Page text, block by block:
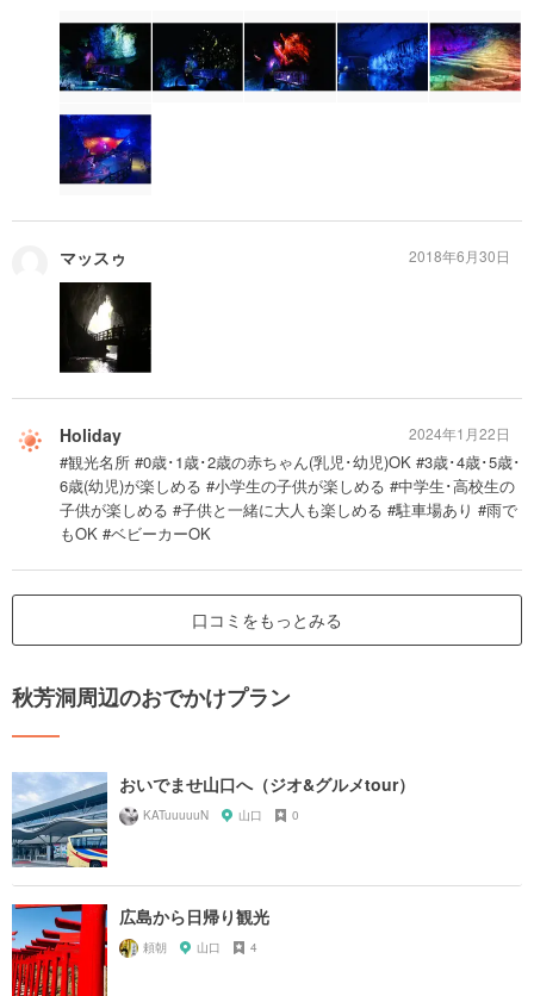
マッスゥ 2018年6月30日
Holiday
#観光名所 #0歳･1歳･2歳の赤ちゃん(乳児･幼児)OK #3歳･4歳･5歳･
6歳(幼児)が楽しめる #小学生の子供が楽しめる #中学生･高校生の
子供が楽しめる #子供と一緒に大人も楽しめる #駐車場あり #雨で
もOK #ベビーカーOK
2024年1月22日
口コミをもっとみる
秋芳洞周辺のおでかけプラン
おいでませ山口へ（ジオ&グルメtour）
KATuuuuuN 山口 0
広島から日帰り観光
頼朝 山口 4